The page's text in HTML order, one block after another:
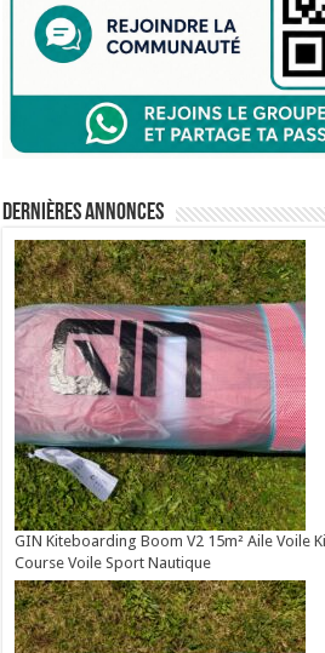
Dernières annonces
GIN Kiteboarding Boom V2 15m² Aile Voile
Course Voile Sport Nautique